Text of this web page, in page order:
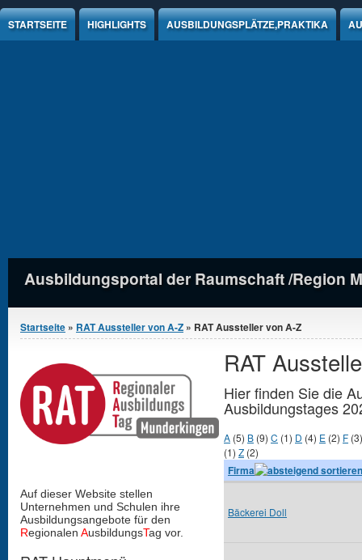
Jump to Content
STARTSEITE HIGHLIGHTS AUSBILDUNGSPLÄTZE,PRAKTIKA
Ausbildungsportal der Raumschaft /Region
Sie sind hier
Startseite » RAT Aussteller von A-Z » RAT Aussteller von A-Z
RAT
Hier finden Sie die
Ausbildungstages
A (5) B (9) C (1) D (4) E (2) F
(1) Z (2)
Firma
Bäckerei Doll
Auf dieser Website stellen
Unternehmen und Schulen ihre
Ausbildungsangebote für den
Regionalen AusbildungsTag vor.